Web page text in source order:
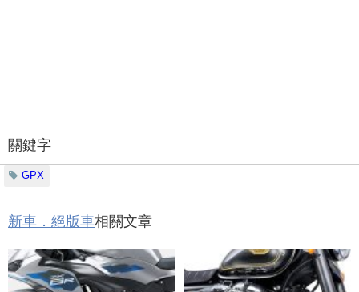
關鍵字
GPX
新車．絕版車相關文章